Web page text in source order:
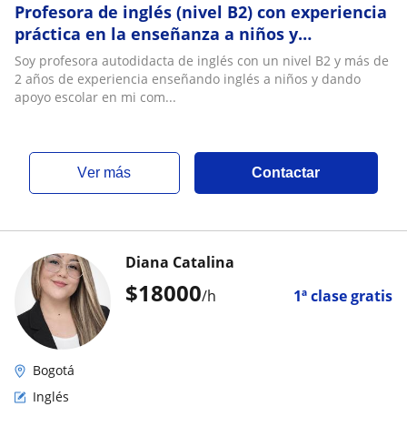
Profesora de inglés (nivel B2) con experiencia
práctica en la enseñanza a niños y
adolescentes
Soy profesora autodidacta de inglés con un nivel B2 y más de
2 años de experiencia enseñando inglés a niños y dando
apoyo escolar en mi com...
ver más Contactar
$18000/h 1ª clase gratis
Diana Catalina
Bogotá
Inglés